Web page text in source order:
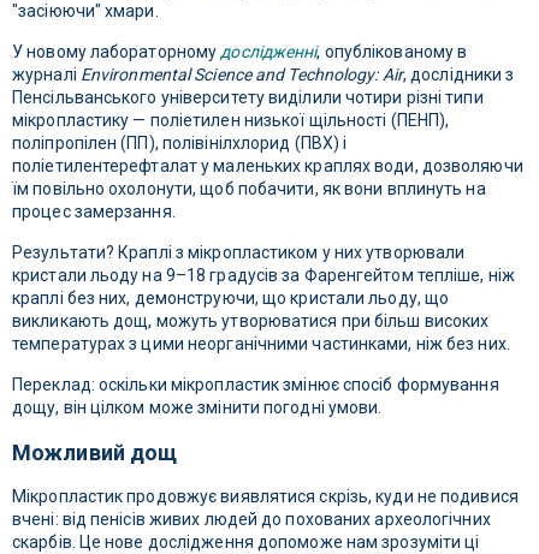
"засіюючи" хмари.
У новому лабораторномудослідженні, опублікованому в
журналі Environmental Science and Technology: Air, дослідники з
Пенсільванського університету виділили чотири різні типи
мікропластику — поліетилен низької щільності (ПЕНП),
поліпропілен (ПП), полівінілхлорид (ПВХ) і
поліетилентерефталат у маленьких краплях води, дозволяючи
їм повільно охолонути, щоб побачити, як вони вплинуть на
процес замерзання.
Результати? Краплі з мікропластиком у них утворювали
кристали льоду на 9–18 градусів за Фаренгейтом тепліше, ніж
краплі без них, демонструючи, що кристали льоду, що
викликають дощ, можуть утворюватися при більш високих
температурах з цими неорганічними частинками, ніж без них.
Переклад: оскільки мікропластик змінює спосіб формування
дощу, він цілком може змінити погодні умови.
Можливий дощ
Мікропластик продовжує виявлятися скрізь, куди не подивися
вчені: від пенісів живих людей до похованих археологічних
скарбів. Це нове дослідження допоможе нам зрозуміти ці